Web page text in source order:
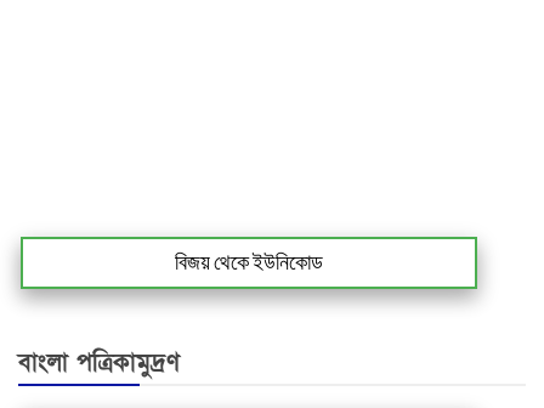
বিজয় থেকে ইউনিকোড
বাংলা পত্রিকামুদ্রণ